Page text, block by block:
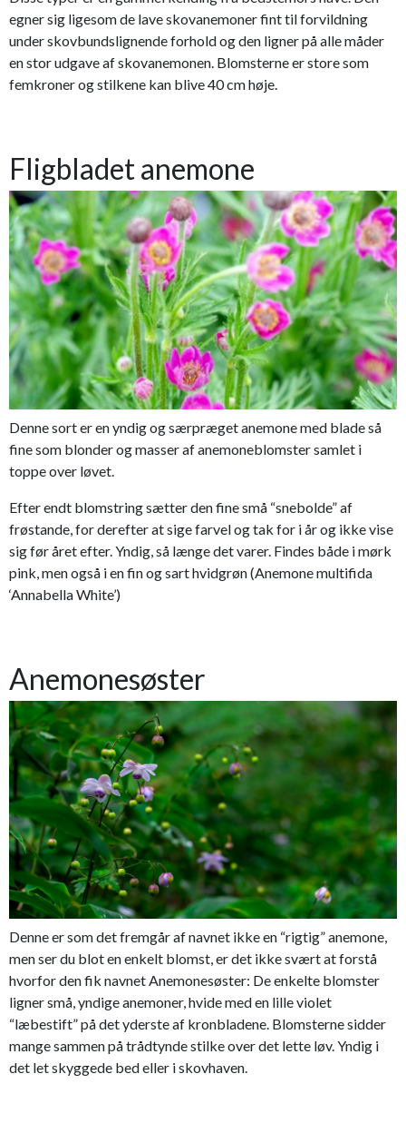
egner sig ligesom de lave skovanemoner fint til forvildning
under skovbundslignende forhold og den ligner på alle måder
en stor udgave af skovanemonen. Blomsterne er store som
femkroner og stilkene kan blive 40 cm høje.
Fligbladet anemone
Denne sort er en yndig og særpræget anemone med blade så
fine som blonder og masser af anemoneblomster samlet i
toppe over løvet.
Efter endt blomstring sætter den fine små “snebolde” af
frøstande, for derefter at sige farvel og tak for i år og ikke vise
sig før året efter. Yndig, så længe det varer. Findes både i mørk
pink, men også i en fin og sart hvidgrøn (Anemone multifida
‘Annabella White’)
Anemonesøster
Denne er som det fremgår af navnet ikke en “rigtig” anemone,
men ser du blot en enkelt blomst, er det ikke svært at forstå
hvorfor den fik navnet Anemonesøster: De enkelte blomster
ligner små, yndige anemoner, hvide med en lille violet
“læbestift” på det yderste af kronbladene. Blomsterne sidder
mange sammen på trådtynde stilke over det lette løv. Yndig i
det let skyggede bed eller i skovhaven.